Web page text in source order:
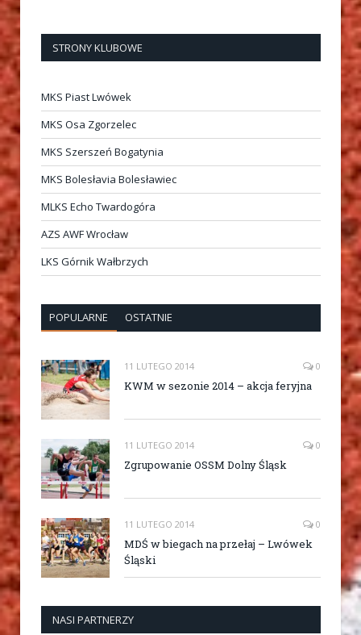
STRONY KLUBOWE
MKS Piast Lwówek
MKS Osa Zgorzelec
MKS Szerszeń Bogatynia
MKS Bolesłavia Bolesławiec
MLKS Echo Twardogóra
AZS AWF Wrocław
LKS Górnik Wałbrzych
POPULARNE OSTATNIE
11 LUTEGO 2014 0
KWM w sezonie 2014 – akcja feryjna
11 LUTEGO 2014 0
Zgrupowanie OSSM Dolny Śląsk
11 LUTEGO 2014 0
MDŚ w biegach na przełaj – Lwówek
Śląski
NASI PARTNERZY